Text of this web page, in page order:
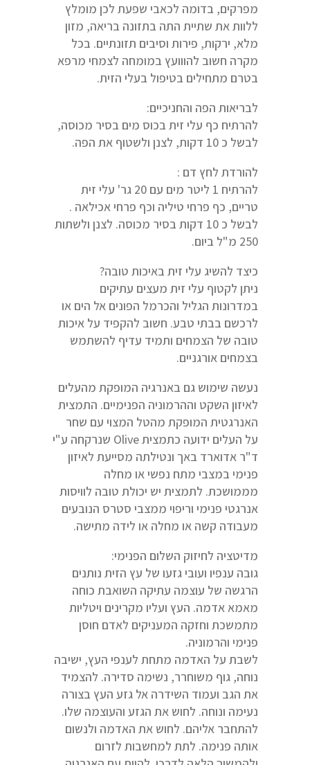
מפרקים, בדומה לכאבי שפעת לכן מומלץ
ללוות את שתיית התה בתזונה בריאה, מזון
מלא, ירקות, פירות וסיבים תזונתיים. בכל
מקרה חשוב להווועץ במומחה לצמחי מרפא
בטרם מתחילים בטיפול בעלי הזית.
לבריאות הפה והחניכיים:
להרתיח כף עלי זית בכוס מים בסיר מכוסה,
לבשל כ 10 דקות, לצנן ולשטוף את הפה.
להורדת לחץ דם :
להרתיח 1 ליטר מים עם 20 גר' עלי זית
טריים, כף פרחי טיליה וכף פרחי אכילאה .
לבשל כ 10 דקות בסיר מכוסה. לצנן ולשתות
250 מ"ל ביום.
כיצד להשיג עלי זית באיכות טובה?
ניתן לקטוף עלי זית מעצים עתיקים
במדרונות הגליל והכרמל הפונים אל הים או
לרכשם בבתי טבע. חשוב להקפיד על איכות
טובה של הצמחים ותמיד עדיף להשתמש
בצמחים אורגניים.
נעשה שימוש גם באנרגיה המופקת מהעלים
לאיזון השקט וההרמוניה הפנימיים. התמצית
האנרגטית המופקת מהטל המצוי עם שחר
על העלים ידועה כתמצית Olive שנרקחה ע"י
ד"ר אדוארד באך ונטילתה מסייעת לאיזון
פנימי במצבי מתח נפשי או מחלה
מממושכת. לתמצית יש יכולת טובה לוויסות
אנרגטי פנימי וריפוי ממצבי סטרס הנובעים
מעבודה קשה או מחלה או לידה מתישה.
מדיטציה לחיזוק השלום הפנימי:
גובה ענפיו ועובי גזעו של עץ הזית נותנים
הרגשה של עוצמה עתיקה השואבת כוחה
מאמא אדמה. העץ ועליו מקרינים ויטליות
מתמשכת וחזקה המעניקים לאדם חוסן
פנימי והרמוניה.
לשבת על האדמה מתחת לענפי העץ, ישיבה
נוחה, גוף משוחרר, נשימה סדירה. להצמיד
את הגב ועמוד השידרה אל גזע העץ בצורה
נעימה ונוחה. לחוש את הגזע והעוצמה שלו.
להתחבר אליהם. לחוש את האדמה ולנשום
אותה פנימה. לתת למחשבות לזרום